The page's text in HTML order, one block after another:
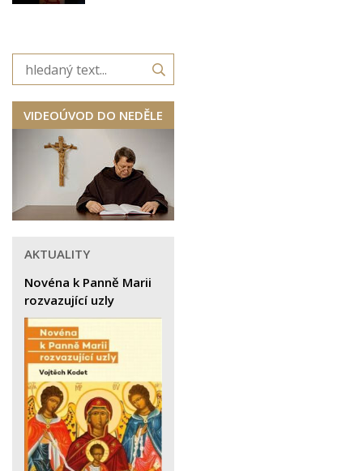
VIDEOÚVOD DO NEDĚLE
AKTUALITY
Novéna k Panně Marii
rozvazující uzly